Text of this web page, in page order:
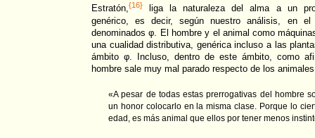
Estratón,{16}
liga la naturaleza del alma a un
genérico, es decir, según nuestro análisis, en
denominados φ. El hombre y el animal como
una cualidad distributiva, genérica incluso a las
ámbito φ. Incluso, dentro de este ámbito, como
hombre sale muy mal parado respecto de los
«A pesar de todas estas prerrogativas del hombre
un honor colocarlo en la misma clase. Porque lo
edad, es más animal que ellos por tener menos